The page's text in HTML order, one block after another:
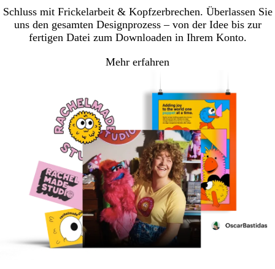
Schluss mit Frickelarbeit & Kopfzerbrechen. Überlassen Sie
uns den gesamten Designprozess – von der Idee bis zur
fertigen Datei zum Downloaden in Ihrem Konto.
Mehr erfahren